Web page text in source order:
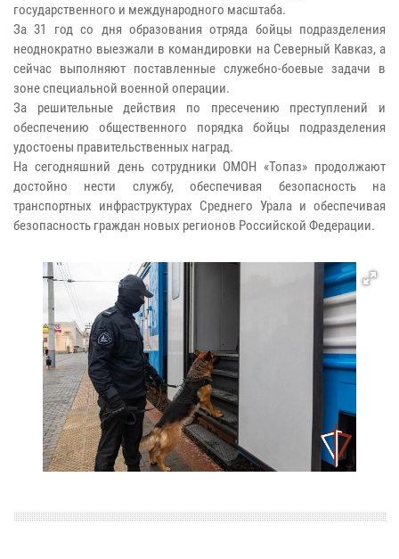
государственного и международного масштаба.
За 31 год со дня образования отряда бойцы подразделения
неоднократно выезжали в командировки на Северный Кавказ, а
сейчас выполняют поставленные служебно-боевые задачи в
зоне специальной военной операции.
За решительные действия по пресечению преступлений и
обеспечению общественного порядка бойцы подразделения
удостоены правительственных наград.
На сегодняшний день сотрудники ОМОН «Топаз» продолжают
достойно нести службу, обеспечивая безопасность на
транспортных инфраструктурах Среднего Урала и обеспечивая
безопасность граждан новых регионов Российской Федерации.